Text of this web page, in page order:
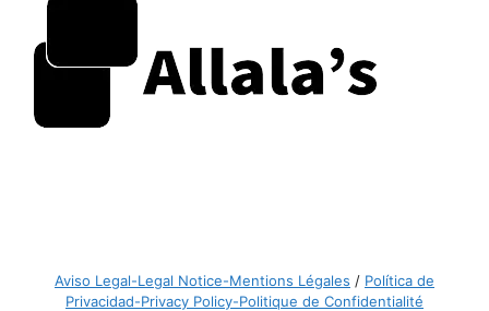
Aviso Legal-Legal Notice-Mentions Légales / Política de
Privacidad-Privacy Policy-Politique de Confidentialité